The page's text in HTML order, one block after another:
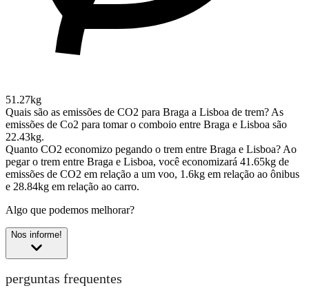
51.27kg
Quais são as emissões de CO2 para Braga a Lisboa de trem? As
emissões de Co2 para tomar o comboio entre Braga e Lisboa são
22.43kg.
Quanto CO2 economizo pegando o trem entre Braga e Lisboa? Ao
pegar o trem entre Braga e Lisboa, você economizará 41.65kg de
emissões de CO2 em relação a um voo, 1.6kg em relação ao ônibus
e 28.84kg em relação ao carro.
Algo que podemos melhorar?
Nos informe!
perguntas frequentes